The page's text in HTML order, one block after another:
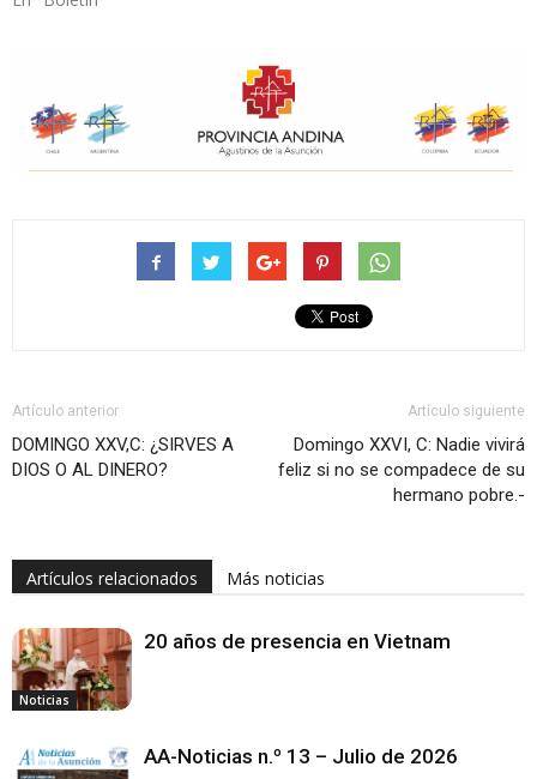
Artículo anterior
DOMINGO XXV,C: ¿SIRVES A
DIOS O AL DINERO?
Artículo siguiente
Domingo XXVI, C: Nadie vivirá
feliz si no se compadece de su
hermano pobre.-
Artículos relacionados Más noticias
Noticias
20 años de presencia en Vietnam
AA-Noticias n.º 13 – Julio de 2026